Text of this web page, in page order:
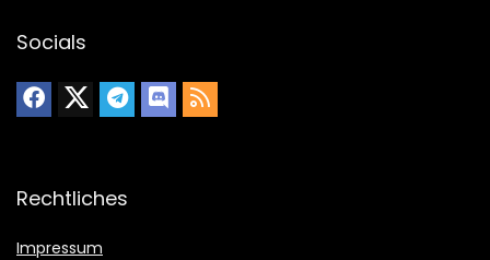
Socials
Rechtliches
Impressum